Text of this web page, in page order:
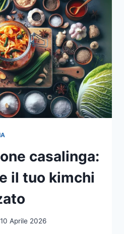
casalinga:
il tuo kimchi
10 Aprile 2026